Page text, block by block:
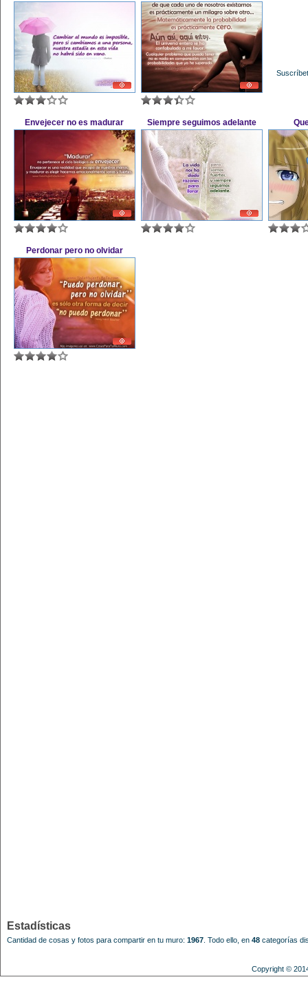
Envejecer no es madurar Siempre seguimos adelante
Perdonar pero no olvidar
Estadísticas
Cantidad de cosas y fotos para compartir en tu muro: 1967 Todo ello, en 48 categorías
Copyright ©